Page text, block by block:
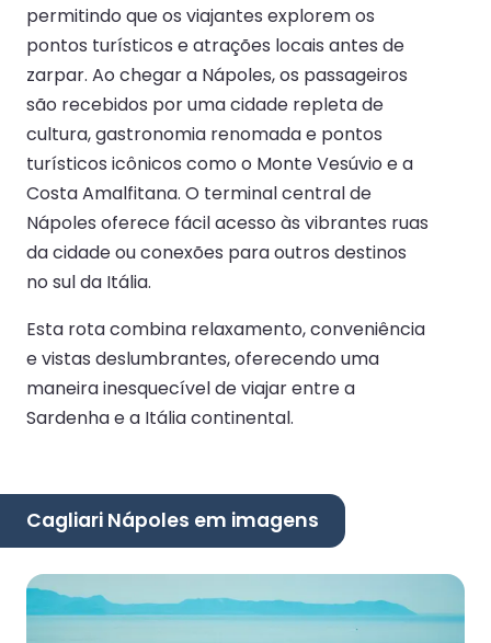
permitindo que os viajantes explorem os
pontos turísticos e atrações locais antes de
zarpar. Ao chegar a Nápoles, os passageiros
são recebidos por uma cidade repleta de
cultura, gastronomia renomada e pontos
turísticos icônicos como o Monte Vesúvio e a
Costa Amalfitana. O terminal central de
Nápoles oferece fácil acesso às vibrantes ruas
da cidade ou conexões para outros destinos
no sul da Itália.
Esta rota combina relaxamento, conveniência
e vistas deslumbrantes, oferecendo uma
maneira inesquecível de viajar entre a
Sardenha e a Itália continental.
Cagliari Nápoles em imagens